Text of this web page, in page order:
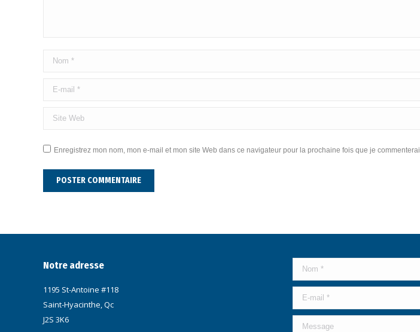
Nom *
E-mail *
Site Web
Enregistrez mon nom, mon e-mail et mon site Web dans ce navigateur pour la prochaine fois que je commenterai.
POSTER COMMENTAIRE
Notre adresse
1195 St-Antoine #118
Saint-Hyacinthe, Qc
J2S 3K6
Nom *
E-mail *
Message